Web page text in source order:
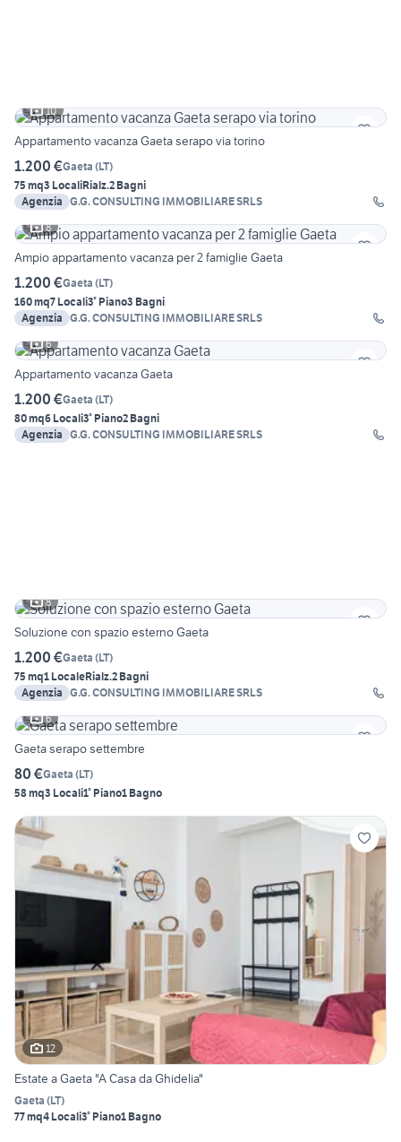
10
Appartamento vacanza Gaeta serapo via torino
1.200 €Gaeta (LT)
75 mq3 LocaliRialz.2 Bagni
Agenzia G.G. CONSULTING IMMOBILIARE SRLS
8
Ampio appartamento vacanza per 2 famiglie Gaeta
1.200 €Gaeta (LT)
160 mq7 Locali3° Piano3 Bagni
Agenzia G.G. CONSULTING IMMOBILIARE SRLS
6
Appartamento vacanza Gaeta
1.200 €Gaeta (LT)
80 mq6 Locali3° Piano2 Bagni
Agenzia G.G. CONSULTING IMMOBILIARE SRLS
8
Soluzione con spazio esterno Gaeta
1.200 €Gaeta (LT)
75 mq1 LocaleRialz.2 Bagni
Agenzia G.G. CONSULTING IMMOBILIARE SRLS
6
Gaeta serapo settembre
80 €Gaeta (LT)
58 mq3 Locali1° Piano1 Bagno
12
Estate a Gaeta "A Casa da Ghidelia"
Gaeta (LT)
77 mq4 Locali3° Piano1 Bagno